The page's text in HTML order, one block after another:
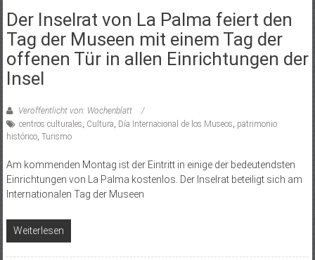
Der Inselrat von La Palma feiert den
Tag der Museen mit einem Tag der
offenen Tür in allen Einrichtungen der
Insel
Veröffentlicht von: Wochenblatt
centros culturales, Cultura, Día Internacional de los Museos, patrimonio
histórico, Turismo
Am kommenden Montag ist der Eintritt in einige der bedeutendsten
Einrichtungen von La Palma kostenlos. Der Inselrat beteiligt sich am
Internationalen Tag der Museen
Weiterlesen